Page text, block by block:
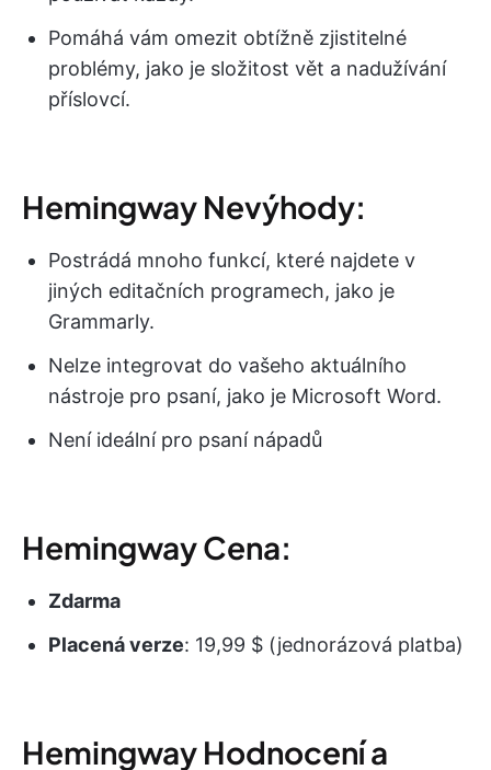
Pomáhá vám omezit obtížně zjistitelné
problémy, jako je složitost vět a nadužívání
příslovcí.
Hemingway Nevýhody:
Postrádá mnoho funkcí, které najdete v
jiných editačních programech, jako je
Grammarly.
Nelze integrovat do vašeho aktuálního
nástroje pro psaní, jako je Microsoft Word.
Není ideální pro psaní nápadů
Hemingway Cena:
Zdarma
Placená verze: 19,99 $ (jednorázová platba)
Hemingway Hodnocení a